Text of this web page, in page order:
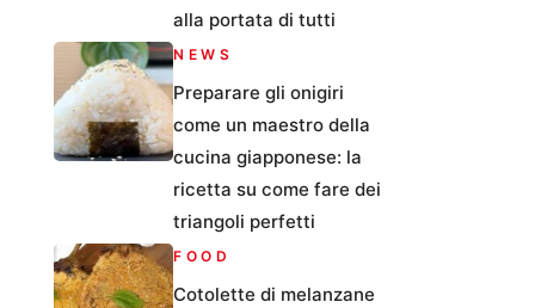
alla portata di tutti
NEWS
Preparare gli onigiri
come un maestro della
cucina giapponese: la
ricetta su come fare dei
triangoli perfetti
FOOD
Cotolette di melanzane